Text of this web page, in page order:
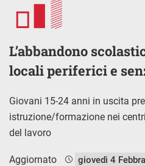
L’abbandono
locali periferici e
Giovani 15-24 anni in uscita
istruzione/formazione nei
del lavoro
Aggiornato giovedì 4